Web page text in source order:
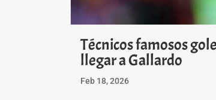
Técnicos famosos
llegar a Gallardo
Feb 18, 2026